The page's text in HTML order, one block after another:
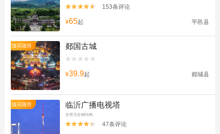

 153条评论
¥65起 平邑县
随买随用 郯国古城


¥39.9起 郯城县
随买随用 临沂广播电视塔
全塔为全钢结构

 47条评论